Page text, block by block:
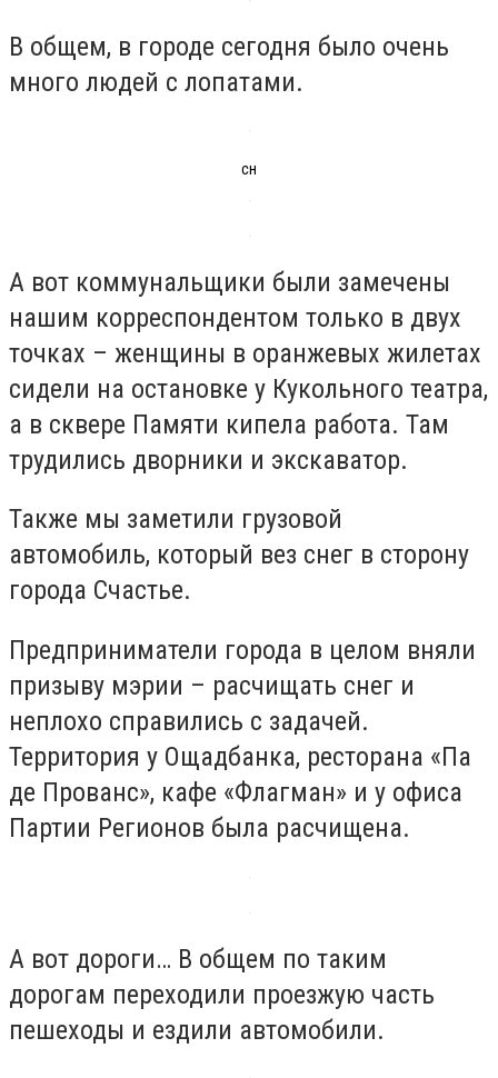
В общем, в городе сегодня было очень
много людей с лопатами.
сн
А вот коммунальщики были замечены
нашим корреспондентом только в двух
точках – женщины в оранжевых жилетах
сидели на остановке у Кукольного театра,
а в сквере Памяти кипела работа. Там
трудились дворники и экскаватор.
Также мы заметили грузовой
автомобиль, который вез снег в сторону
города Счастье.
Предприниматели города в целом вняли
призыву мэрии – расчищать снег и
неплохо справились с задачей.
Территория у Ощадбанка, ресторана «Па
де Прованс», кафе «Флагман» и у офиса
Партии Регионов была расчищена.
А вот дороги… В общем по таким
дорогам переходили проезжую часть
пешеходы и ездили автомобили.